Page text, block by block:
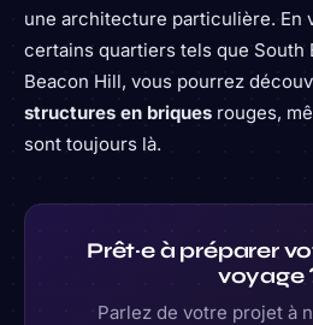
une architecture particulière. En
certains quartiers tels que South
Beacon Hill, vous pourrez
structures en briques rouges,
sont toujours là.
Prêt·e à préparer
voyage
Parlez de votre projet à